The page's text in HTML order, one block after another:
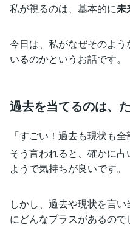
私が視るのは、基本的に未
今日は、私がなぜそのよ
いるのかというお話です。
過去を当てるのは、
「すごい！過去も現状も全
そう言われると、確かに
ようで気持ちが良いです。
しかし、過去や現状を言
にどんなプラスがあるので